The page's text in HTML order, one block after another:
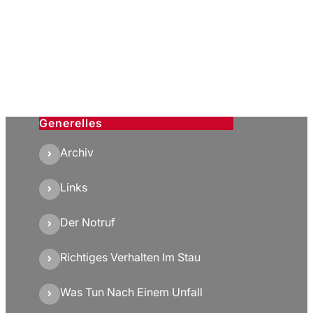
Generelles
Archiv
Links
Der Notruf
Richtiges Verhalten Im Stau
Was Tun Nach Einem Unfall